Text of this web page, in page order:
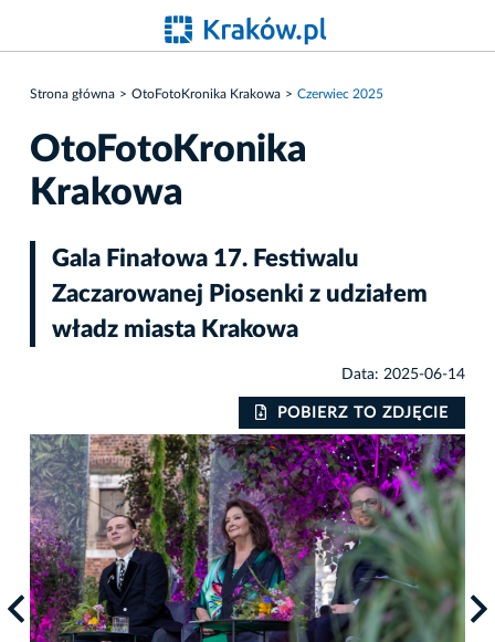
Strona główna OtoFotoKronika Krakowa Czerwiec 2025
OtoFotoKronika
Krakowa
Gala Finałowa 17. Festiwalu
Zaczarowanej Piosenki z udziałem
władz miasta Krakowa
Data: 2025-06-14
POBIERZ TO ZDJĘCIE